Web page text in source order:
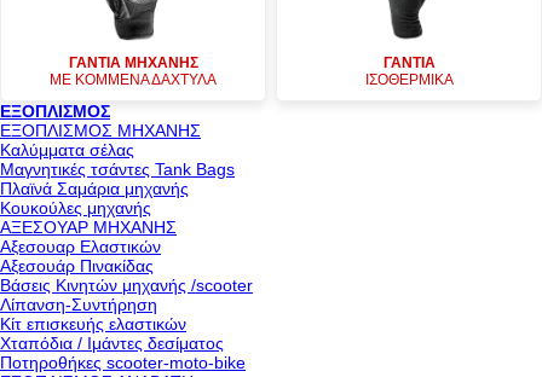
ΓΑΝΤΙΑ ΜΗΧΑΝΗΣ
ΜΕ ΚΟΜΜΕΝΑ ΔΑΧΤΥΛΑ
ΓΑΝΤΙΑ
ΙΣΟΘΕΡΜΙΚΑ
ΕΞΟΠΛΙΣΜΟΣ
ΕΞΟΠΛΙΣΜΟΣ ΜΗΧΑΝΗΣ
Καλύμματα σέλας
Μαγνητικές τσάντες Tank Bags
Πλαϊνά Σαμάρια μηχανής
Κουκούλες μηχανής
ΑΞΕΣΟΥΑΡ ΜΗΧΑΝΗΣ
Αξεσουαρ Ελαστικών
Αξεσουάρ Πινακίδας
Βάσεις Κινητών μηχανής /scooter
Λίπανση-Συντήρηση
Κίτ επισκευής ελαστικών
Χταπόδια / Ιμάντες δεσίματος
Ποτηροθήκες scooter-moto-bike